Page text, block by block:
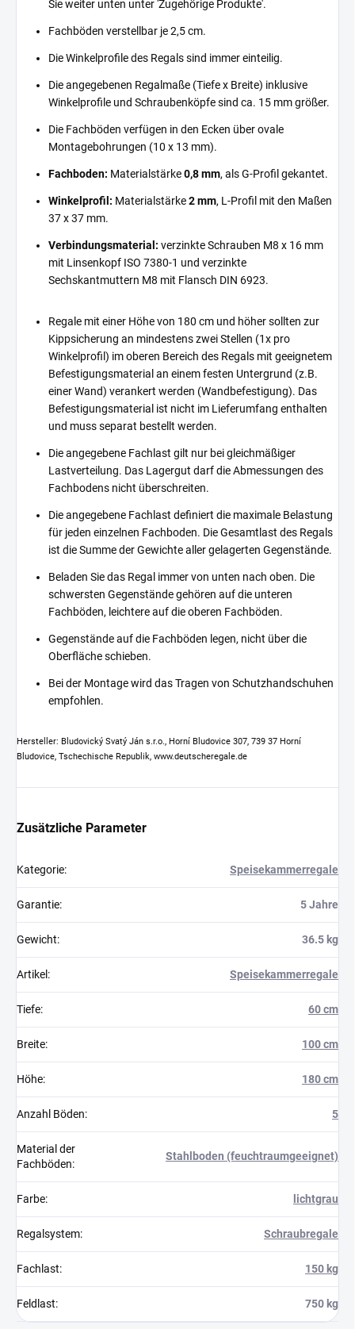
Sie weiter unten unter 'Zugehörige Produkte'.
Fachböden verstellbar je 2,5 cm.
Die Winkelprofile des Regals sind immer einteilig.
Die angegebenen Regalmaße (Tiefe x Breite) inklusive
Winkelprofile und Schraubenköpfe sind ca. 15 mm größer.
Die Fachböden verfügen in den Ecken über ovale
Montagebohrungen (10 x 13 mm).
Fachboden: Materialstärke0,8 mm, als G-Profil gekantet.
Winkelprofil: Materialstärke2 mm, L-Profil mit den Maßen
37 x 37 mm.
Verbindungsmaterial: verzinkte Schrauben M8 x 16 mm
mit Linsenkopf ISO 7380-1 und verzinkte
Sechskantmuttern M8 mit Flansch DIN 6923.
Regale mit einer Höhe von 180 cm und höher sollten zur
Kippsicherung an mindestens zwei Stellen (1x pro
Winkelprofil) im oberen Bereich des Regals mit geeignetem
Befestigungsmaterial an einem festen Untergrund (z.B.
einer Wand) verankert werden (Wandbefestigung). Das
Befestigungsmaterial ist nicht im Lieferumfang enthalten
und muss separat bestellt werden.
Die angegebene Fachlast gilt nur bei gleichmäßiger
Lastverteilung. Das Lagergut darf die Abmessungen des
Fachbodens nicht überschreiten.
Die angegebene Fachlast definiert die maximale Belastung
für jeden einzelnen Fachboden. Die Gesamtlast des Regals
ist die Summe der Gewichte aller gelagerten Gegenstände.
Beladen Sie das Regal immer von unten nach oben. Die
schwersten Gegenstände gehören auf die unteren
Fachböden, leichtere auf die oberen Fachböden.
Gegenstände auf die Fachböden legen, nicht über die
Oberfläche schieben.
Bei der Montage wird das Tragen von Schutzhandschuhen
empfohlen.
Hersteller: Bludovický Svatý Ján s.r.o., Horní Bludovice 307, 739 37 Horní
Bludovice, Tschechische Republik, www.deutscheregale.de
Zusätzliche Parameter
Kategorie: Speisekammerregale
Garantie: 5 Jahre
Gewicht: 36.5 kg
Artikel : Speisekammerregale
Tiefe: 60 cm
Breite: 100 cm
Höhe: 180 cm
Anzahl Böden: 5
Material der
Fachböden:
Stahlboden (feuchtraumgeeignet)
Farbe: lichtgrau
Regalsystem: Schraubregale
Fachlast: 150 kg
Feldlast: 750 kg